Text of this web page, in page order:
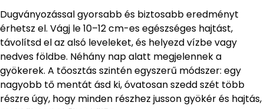
Dugványozással gyorsabb és biztosabb eredményt
érhetsz el. Vágj le 10–12 cm-es egészséges hajtást,
távolítsd el az alsó leveleket, és helyezd vízbe vagy
nedves földbe. Néhány nap alatt megjelennek a
gyökerek. A tőosztás szintén egyszerű módszer: egy
nagyobb tő mentát ásd ki, óvatosan szedd szét több
részre úgy, hogy minden részhez jusson gyökér és hajtás,